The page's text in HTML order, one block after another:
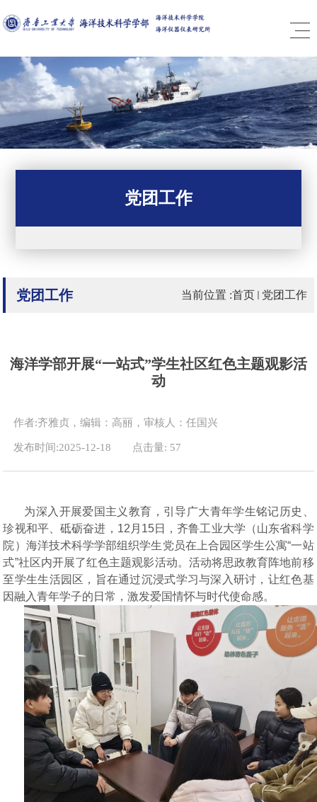
党团工作
党团工作 当前位置 :首页 党团工作
海洋学部开展“一站式”学生社区红色主题观影活
动
作者:齐雅贞，编辑：高丽，审核人：任国兴
发布时间:2025-12-18 点击量: 57
为深入开展爱国主义教育，引导广大青年学生铭记历史、
珍视和平、砥砺奋进， 12月15日，齐鲁工业大学（山东省科学
院） 海洋技术科学学部组织学生党员在上合园区学生公寓“一站
式”社区内开展了红色主题观影活动。活动将思政教育阵地前移
至学生生活园区，旨在通过沉浸式学习与深入研讨，让红色基
因融入青年学子的日常，激发爱国情怀与时代使命感。